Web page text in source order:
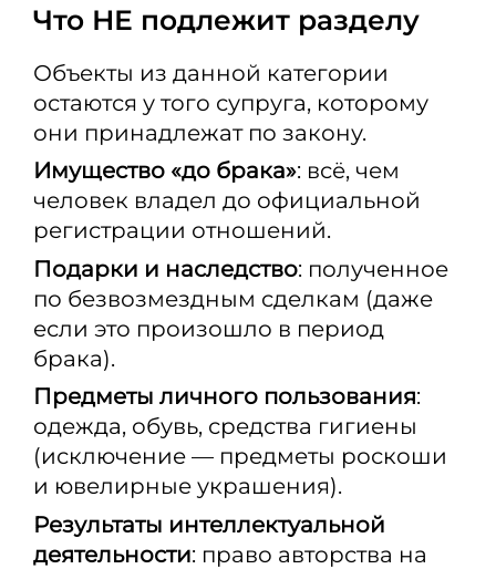
Что НЕ подлежит разделу
Объекты из данной категории
остаются у того супруга, которому
они принадлежат по закону.
Имущество «до брака»: всё, чем
человек владел до официальной
регистрации отношений.
Подарки и наследство: полученное
по безвозмездным сделкам (даже
если это произошло в период
брака).
Предметы личного пользования:
одежда, обувь, средства гигиены
(исключение — предметы роскоши
и ювелирные украшения).
Результаты интеллектуальной
деятельности: право авторства на